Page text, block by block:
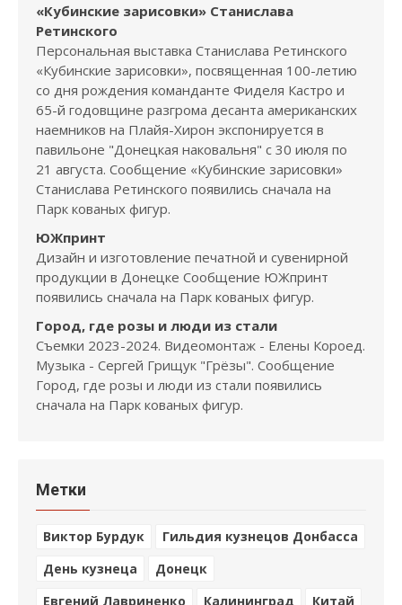
«Кубинские зарисовки» Станислава
Ретинского
Персональная выставка Станислава Ретинского
«Кубинские зарисовки», посвященная 100-летию
со дня рождения команданте Фиделя Кастро и
65-й годовщине разгрома десанта американских
наемников на Плайя-Хирон экспонируется в
павильоне "Донецкая наковальня" с 30 июля по
21 августа. Сообщение «Кубинские зарисовки»
Станислава Ретинского появились сначала на
Парк кованых фигур.
ЮЖпринт
Дизайн и изготовление печатной и сувенирной
продукции в Донецке Сообщение ЮЖпринт
появились сначала на Парк кованых фигур.
Город, где розы и люди из стали
Съемки 2023-2024. Видеомонтаж - Елены Короед.
Музыка - Сергей Грищук "Грёзы". Сообщение
Город, где розы и люди из стали появились
сначала на Парк кованых фигур.
Метки
Виктор Бурдук
Гильдия кузнецов Донбасса
День кузнеца
Донецк
Евгений Лавриненко
Калининград Китай